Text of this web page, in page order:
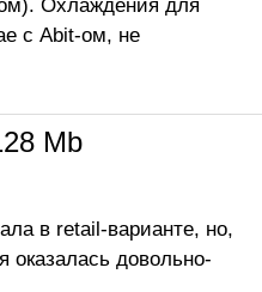
с Abit-ом, не
Mb
в retail-варианте, но,
оказалась довольно-